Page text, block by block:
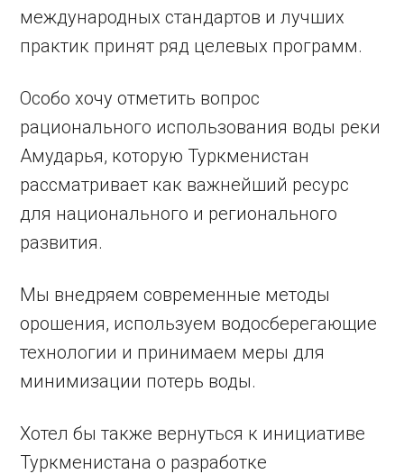
международных стандартов и лучших
практик принят ряд целевых программ.
Особо хочу отметить вопрос
рационального использования воды реки
Амударья, которую Туркменистан
рассматривает как важнейший ресурс
для национального и ­регионального
развития.
Мы внедряем современные методы
орошения, используем водосберегающие
технологии и принимаем меры для
минимизации потерь воды.
Хотел бы также вернуться к инициативе
Туркменистана о разработке